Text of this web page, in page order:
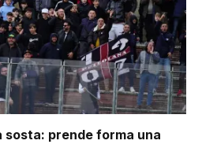
sosta: prende forma una